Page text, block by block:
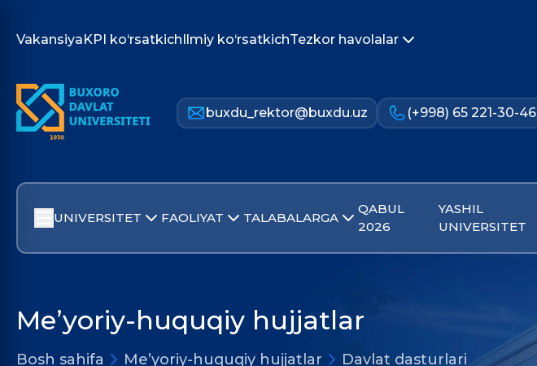
VakansiyaKPI ko‘rsatkichIlmiy ko‘rsatkichTezkor havolalar
buxdu_rektor@buxdu.uz (+998) 65 221-30-46
UNIVERSITET FAOLIYAT TALABALARGA
QABUL
2026
YASHIL
UNIVERSITET
Me’yoriy-huquqiy hujjatlar
Bosh sahifa Me’yoriy-huquqiy hujjatlar Davlat dasturlari